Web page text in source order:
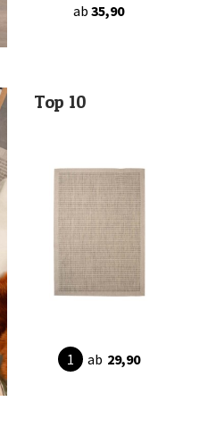
ab 35,90
Top 10
ab 29,90